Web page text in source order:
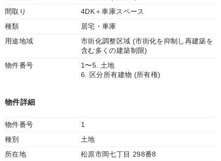
間取り
4DK＋車庫スペース
種類
居宅・車庫
用途地域
市街化調整区域 (市街化を抑制し再建築を
含む多くの建築制限)
物件番号
1〜5. 土地
6. 区分所有建物 (所有権)
物件詳細
物件番号
1
種別
土地
所在地
松原市岡七丁目 298番8